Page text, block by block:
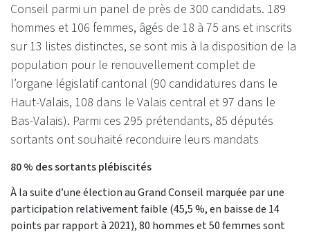
Conseil parmi un panel de près de 300 candidats. 189
hommes et 106 femmes, âgés de 18 à 75 ans et inscrits
sur 13 listes distinctes, se sont mis à la disposition de la
population pour le renouvellement complet de
l’organe législatif cantonal (90 candidatures dans le
Haut-Valais, 108 dans le Valais central et 97 dans le
Bas-Valais). Parmi ces 295 prétendants, 85 députés
sortants ont souhaité reconduire leurs mandats
80 % des sortants plébiscités
À la suite d’une élection au Grand Conseil marquée par une
participation relativement faible (45,5 %, en baisse de 14
points par rapport à 2021), 80 hommes et 50 femmes sont